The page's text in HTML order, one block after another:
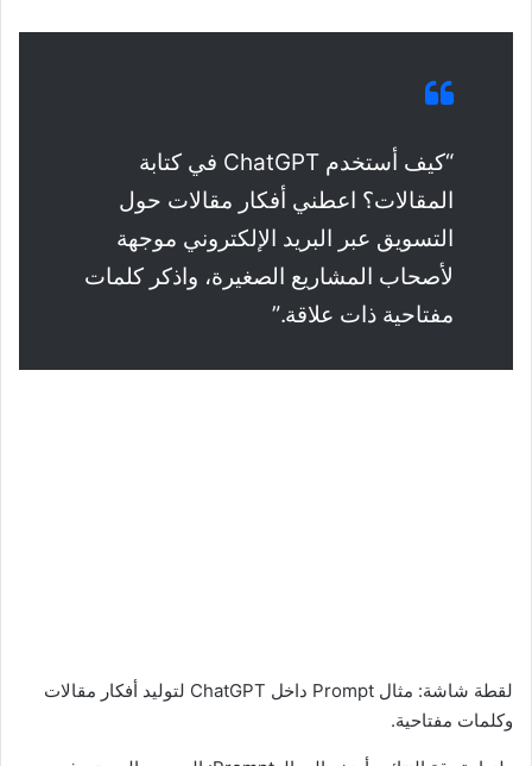
“كيف أستخدم ChatGPT في كتابة
المقالات؟ اعطني أفكار مقالات حول
التسويق عبر البريد الإلكتروني موجهة
لأصحاب المشاريع الصغيرة، واذكر كلمات
مفتاحية ذات علاقة.”
لقطة شاشة: مثال Prompt داخل ChatGPT لتوليد أفكار مقالات
وكلمات مفتاحية.